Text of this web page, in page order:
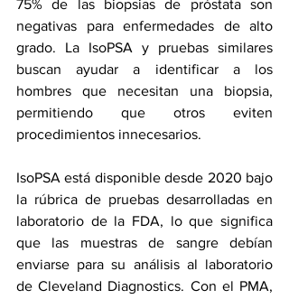
75% de las biopsias de próstata son
negativas para enfermedades de alto
grado. La IsoPSA y pruebas similares
buscan ayudar a identificar a los
hombres que necesitan una biopsia,
permitiendo que otros eviten
procedimientos innecesarios.
IsoPSA está disponible desde 2020 bajo
la rúbrica de pruebas desarrolladas en
laboratorio de la FDA, lo que significa
que las muestras de sangre debían
enviarse para su análisis al laboratorio
de Cleveland Diagnostics. Con el PMA,